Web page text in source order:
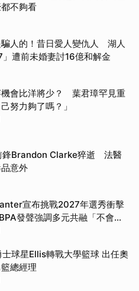
不夠看
人的！昔日愛人變仇人 湖人
遭前未婚妻討16億和解金
機會比洋將少？ 葉君璋罕見重
努力夠了嗎？」
鋒Brandon Clarke猝逝 法醫
意外
宣布挑戰2027年選秀衝擊
發聲強調多元共融「不會成
球星Ellis轉戰大學籃球 出任奧
總經理